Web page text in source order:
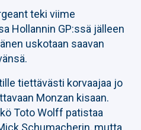
teki viime
Hollannin GP:ssä jälleen
uskotaan saavan
tiettävästi korvaajaa jo
Monzan kisaan.
Toto Wolff patistaa
Schumacherin, mutta